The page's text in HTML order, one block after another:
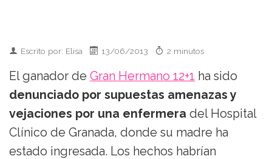
Escrito por: Elisa 13/06/2013 2 minutos
El ganador de Gran Hermano 12+1 ha sido
denunciado por supuestas amenazas y
vejaciones por una enfermera del Hospital
Clínico de Granada, donde su madre ha
estado ingresada. Los hechos habrían